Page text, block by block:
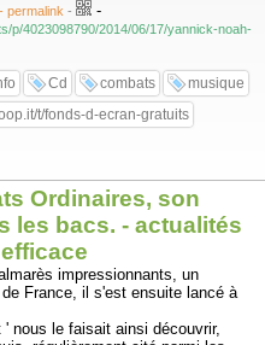
permalink - -
p/4023098790/2014/06/17/yannick-noah-
Cd combats
musique
t/fonds-d-ecran-gratuits
Ordinaires, son
les bacs. - actualités
impressionnants, un
France, il s'est ensuite lancé à
nous le faisait ainsi découvrir,